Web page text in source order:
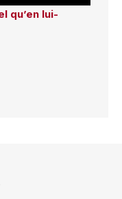
qu’en lui-